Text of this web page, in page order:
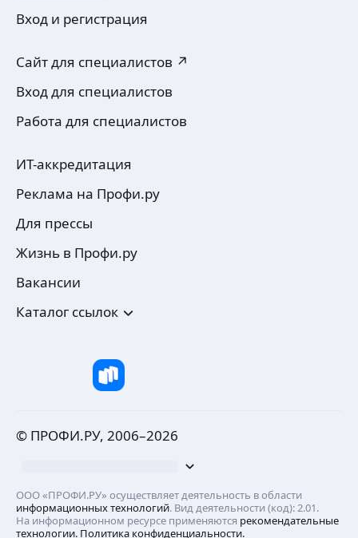
Вход и регистрация
Сайт для специалистов ↗
Вход для специалистов
Работа для специалистов
ИТ-аккредитация
Реклама на Профи.ру
Для прессы
Жизнь в Профи.ру
Вакансии
Каталог ссылок
© ПРОФИ.РУ, 2006–2026
ООО «ПРОФИ.РУ» осуществляет деятельность в области
информационных технологий. Вид деятельности (код): 2.01.
На информационном ресурсе применяются рекомендательные
технологии. Политика конфиденциальности.